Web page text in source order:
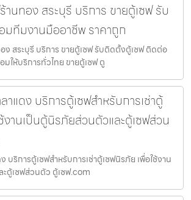
านทอง สระบุรี บริการ ขายตู้เซฟ รับ
ทีมงานมืออาชีพ ราคาถูก
ง สระบุรี บริการ ขายตู้เซฟ รับติดตั้งตู้เซฟ ติดต่อ
ให้บริการทั่วไทย ขายตู้เซฟ ตู
าแดง บริการตู้เซฟสำหรับการเช่าตู้
งานเป็นตู้นิรภัยส่วนตัวและตู้เซฟส่วน
บริการตู้เซฟสำหรับการเช่าตู้เซฟนิรภัย เพื่อใช้งาน
ตู้เซฟส่วนตัว ตู้เซฟ.com